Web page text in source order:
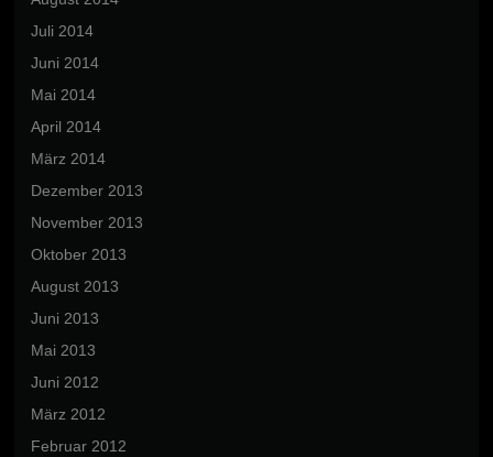
Juli 2014
Juni 2014
Mai 2014
April 2014
März 2014
Dezember 2013
November 2013
Oktober 2013
August 2013
Juni 2013
Mai 2013
Juni 2012
März 2012
Februar 2012